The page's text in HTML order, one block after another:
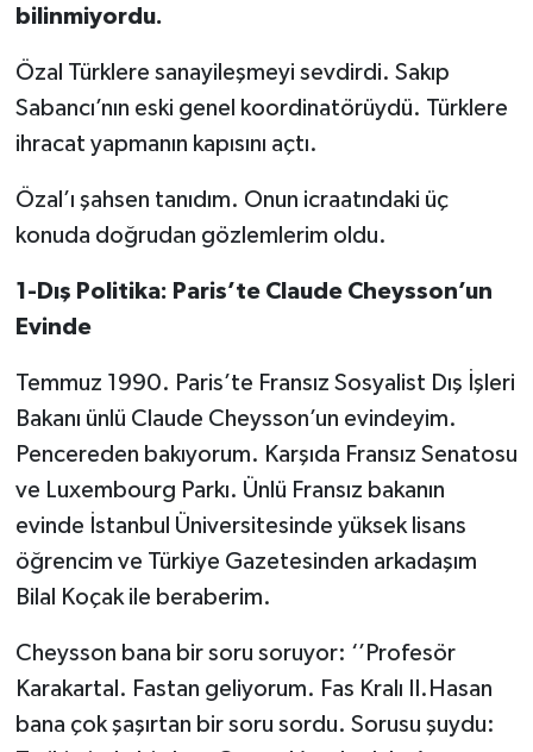
bilinmiyordu.
Özal Türklere sanayileşmeyi sevdirdi. Sakıp
Sabancı’nın eski genel koordinatörüydü. Türklere
ihracat yapmanın kapısını açtı.
Özal’ı şahsen tanıdım. Onun icraatındaki üç
konuda doğrudan gözlemlerim oldu.
1-Dış Politika: Paris’te Claude Cheysson’un
Evinde
Temmuz 1990. Paris’te Fransız Sosyalist Dış İşleri
Bakanı ünlü Claude Cheysson’un evindeyim.
Pencereden bakıyorum. Karşıda Fransız Senatosu
ve Luxembourg Parkı. Ünlü Fransız bakanın
evinde İstanbul Üniversitesinde yüksek lisans
öğrencim ve Türkiye Gazetesinden arkadaşım
Bilal Koçak ile beraberim.
Cheysson bana bir soru soruyor: ‘’Profesör
Karakartal. Fastan geliyorum. Fas Kralı II.Hasan
bana çok şaşırtan bir soru sordu. Sorusu şuydu: